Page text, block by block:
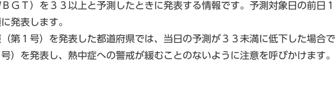
ＧＴ）を３３以上と予測したときに発表する情報です。予測対象日の前日１
発表します。
第１号）を発表した都道府県では、当日の予測が３３未満に低下した場合で
）を発表し、熱中症への警戒が緩むことのないように注意を呼びかけます。